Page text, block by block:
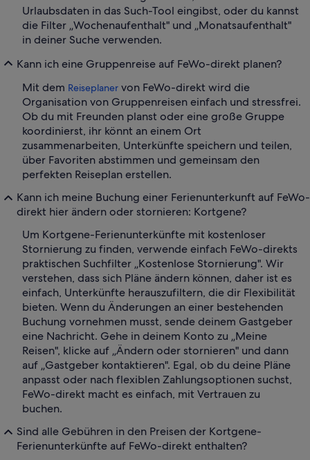
Urlaubsdaten in das Such-Tool eingibst, oder du kannst
die Filter „Wochenaufenthalt" und „Monatsaufenthalt"
in deiner Suche verwenden.
Kann ich eine Gruppenreise auf FeWo-direkt planen?
Mit dem Reiseplaner von FeWo-direkt wird die
Organisation von Gruppenreisen einfach und stressfrei.
Ob du mit Freunden planst oder eine große Gruppe
koordinierst, ihr könnt an einem Ort
zusammenarbeiten, Unterkünfte speichern und teilen,
über Favoriten abstimmen und gemeinsam den
perfekten Reiseplan erstellen.
Kann ich meine Buchung einer Ferienunterkunft auf FeWo-
direkt hier ändern oder stornieren: Kortgene?
Um Kortgene-Ferienunterkünfte mit kostenloser
Stornierung zu finden, verwende einfach FeWo-direkts
praktischen Suchfilter „Kostenlose Stornierung". Wir
verstehen, dass sich Pläne ändern können, daher ist es
einfach, Unterkünfte herauszufiltern, die dir Flexibilität
bieten. Wenn du Änderungen an einer bestehenden
Buchung vornehmen musst, sende deinem Gastgeber
eine Nachricht. Gehe in deinem Konto zu „Meine
Reisen", klicke auf „Ändern oder stornieren" und dann
auf „Gastgeber kontaktieren". Egal, ob du deine Pläne
anpasst oder nach flexiblen Zahlungsoptionen suchst,
FeWo-direkt macht es einfach, mit Vertrauen zu
buchen.
Sind alle Gebühren in den Preisen der Kortgene-
Ferienunterkünfte auf FeWo-direkt enthalten?